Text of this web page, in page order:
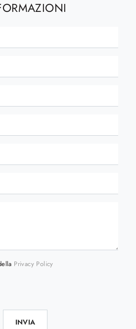
Privacy Policy
INVIA